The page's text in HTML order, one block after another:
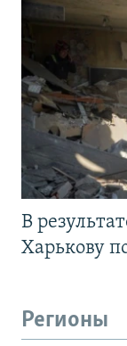
В
Харькову
Регионы